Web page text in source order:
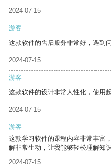
2024-07-15
游客
这款软件的售后服务非常好，遇到
2024-07-15
游客
这款软件的设计非常人性化，使用
2024-07-15
游客
这款学习软件的课程内容非常丰富
解非常生动，让我能够轻松理解知识
2024-07-15